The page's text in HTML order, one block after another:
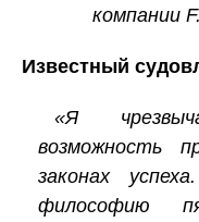
компании
Известный
«Я
возможность
законах
философию